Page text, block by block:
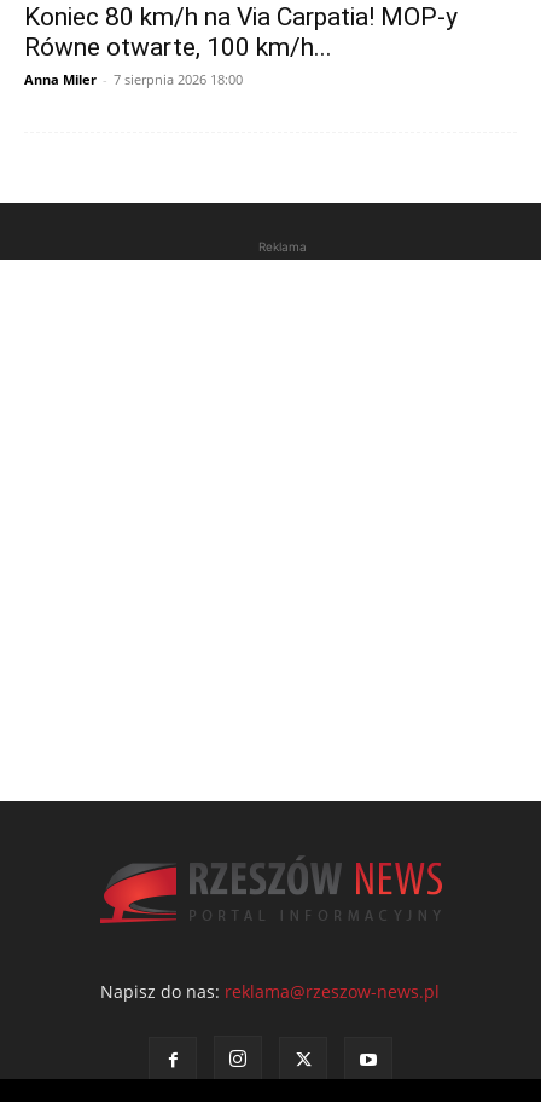
Koniec 80 km/h na Via Carpatia! MOP-y
Równe otwarte, 100 km/h...
Anna Miler - 7 sierpnia 2026 18:00
Reklama
Napisz do nas: reklama@rzeszow-news.pl